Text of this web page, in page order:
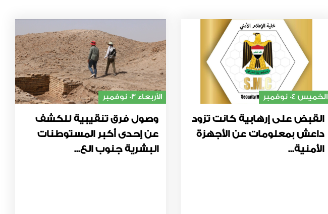
الخميس 04 نوفمبر
القبض على إرهابية كانت تزود
داعش بمعلومات عن الأجهزة
الأمنية...
الأربعاء 03 نوفمبر
وصول فرق تنقيبية للكشف
عن إحدى أكبر المستوطنات
البشرية جنوب الع...